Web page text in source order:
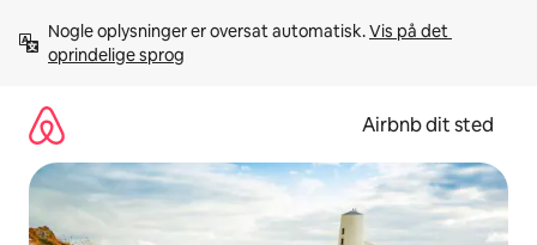
videre
Nogle oplysninger er oversat automatisk. Vis på det
oprindelige sprog
Airbnb dit sted